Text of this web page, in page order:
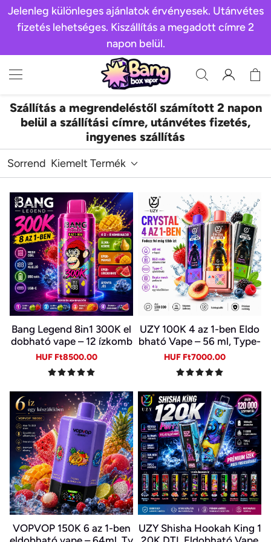
Jelenleg különleges ajánlatok érvényesek. Utánvétes
fizetés lehetséges. Kiszállítás a megadott címre 2
napon belül.
Szállítás a megrendeléstől számított 2 napon
belül a szállítási címre, utánvétes fizetés,
ingyenes szállítás
Sorrend Kiemelt Termék
Bang Legend 8in1 300K el
dobható vape – 12 ízkomb
ináció
Sale
HUF Ft8500.00
UZY 100K 4 az 1-ben Eldo
bható Vape – 56 ml, Type-
C, LED kijelző | 4 Íz Egy Ké
szülékben
Sale
HUF Ft7000.00
VOPVOP 150K 6 az 1-ben
UZY Shisha Hookah King 1